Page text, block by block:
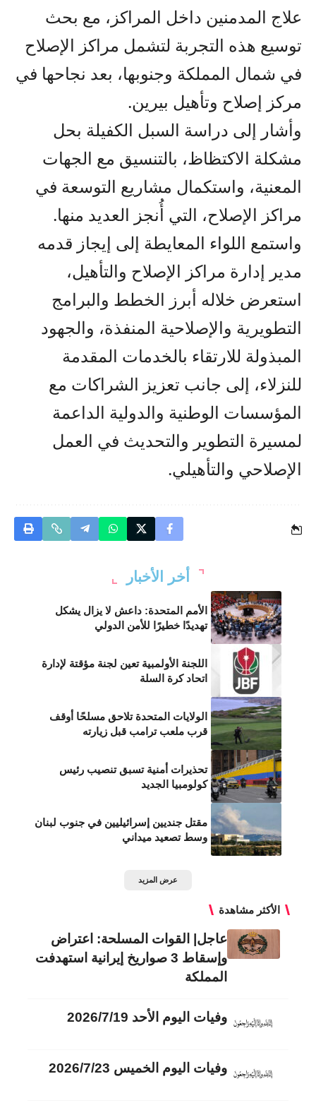
علاج المدمنين داخل المراكز، مع بحث
توسيع هذه التجربة لتشمل مراكز الإصلاح
في شمال المملكة وجنوبها، بعد نجاحها في
مركز إصلاح وتأهيل بيرين.
وأشار إلى دراسة السبل الكفيلة بحل
مشكلة الاكتظاظ، بالتنسيق مع الجهات
المعنية، واستكمال مشاريع التوسعة في
مراكز الإصلاح، التي أُنجز العديد منها.
واستمع اللواء المعايطة إلى إيجاز قدمه
مدير إدارة مراكز الإصلاح والتأهيل،
استعرض خلاله أبرز الخطط والبرامج
التطويرية والإصلاحية المنفذة، والجهود
المبذولة للارتقاء بالخدمات المقدمة
للنزلاء، إلى جانب تعزيز الشراكات مع
المؤسسات الوطنية والدولية الداعمة
لمسيرة التطوير والتحديث في العمل
الإصلاحي والتأهيلي.
أخر الأخبار
الأمم المتحدة: داعش لا يزال يشكل
تهديدًا خطيرًا للأمن الدولي
اللجنة الأولمبية تعين لجنة مؤقتة لإدارة
اتحاد كرة السلة
الولايات المتحدة تلاحق مسلحًا أوقف
قرب ملعب ترامب قبل زيارته
تحذيرات أمنية تسبق تنصيب رئيس
كولومبيا الجديد
مقتل جنديين إسرائيليين في جنوب لبنان
وسط تصعيد ميداني
عرض المزيد
الأكثر مشاهدة
عاجل| القوات المسلحة: اعتراض
وإسقاط 3 صواريخ إيرانية استهدفت
المملكة
وفيات اليوم الأحد 2026/7/19
وفيات اليوم الخميس 2026/7/23